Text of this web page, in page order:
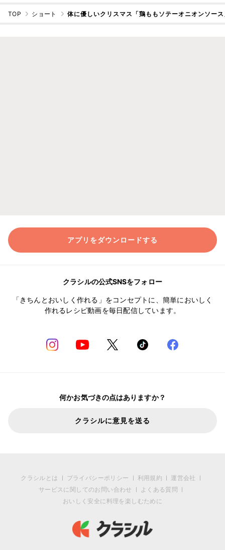
TOP ショート 体に優しいクリスマス「鶏ももソテーオニオンソー
アプリをダウンロードする
クラシルの公式SNSをフォロー
「きちんとおいしく作れる」をコンセプトに、簡単においしく
作れるレシピ動画を毎日配信しています。
何かお気づきの点はありますか？
クラシルに意見を送る
クラシルとは プライバシーポリシー 利用規約
運営会社
サービスに関してのお問い合わせ
よくある質問
おいしく安全に料理を楽しむために